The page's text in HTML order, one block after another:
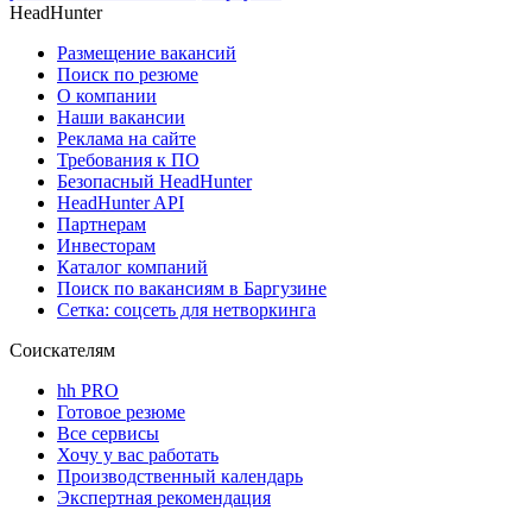
HeadHunter
Размещение вакансий
Поиск по резюме
О компании
Наши вакансии
Реклама на сайте
Требования к ПО
Безопасный HeadHunter
HeadHunter API
Партнерам
Инвесторам
Каталог компаний
Поиск по вакансиям в Баргузине
Сетка: соцсеть для нетворкинга
Соискателям
hh PRO
Готовое резюме
Все сервисы
Хочу у вас работать
Производственный календарь
Экспертная рекомендация